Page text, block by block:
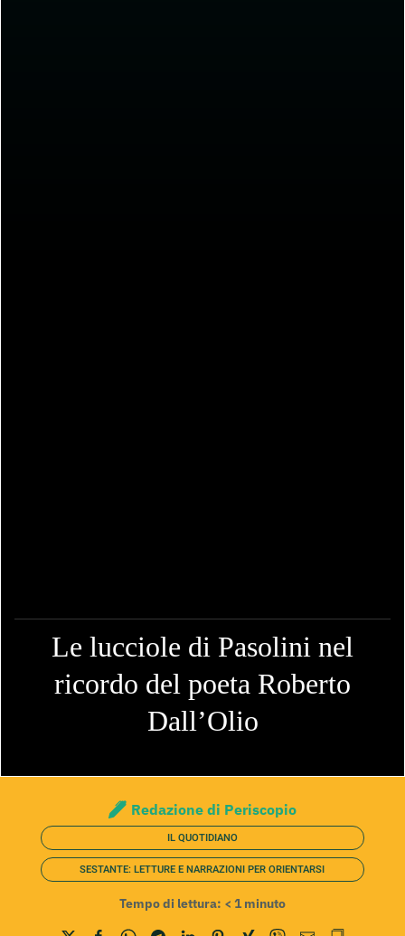
Le lucciole di Pasolini nel
ricordo del poeta Roberto
Dall’Olio
Redazione di Periscopio
IL QUOTIDIANO
SESTANTE: LETTURE E NARRAZIONI PER ORIENTARSI
Tempo di lettura: < 1 minuto